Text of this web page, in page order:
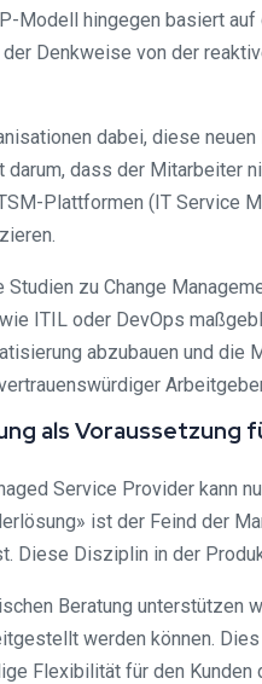
Modell hingegen basiert
Denkweise von der
dabei, diese
darum, dass der Mitarbeiter
Plattformen (IT Service
zu Change
ITIL oder DevOps
abzubauen und
als Voraussetzung
Service Provider kann
ist der Feind der
Diese Disziplin in der
Beratung unterstützen
werden können.
Flexibilität für den